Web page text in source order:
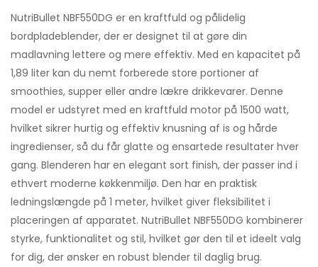
NutriBullet NBF550DG er en kraftfuld og pålidelig
bordpladeblender, der er designet til at gøre din
madlavning lettere og mere effektiv. Med en kapacitet på
1,89 liter kan du nemt forberede store portioner af
smoothies, supper eller andre lækre drikkevarer. Denne
model er udstyret med en kraftfuld motor på 1500 watt,
hvilket sikrer hurtig og effektiv knusning af is og hårde
ingredienser, så du får glatte og ensartede resultater hver
gang. Blenderen har en elegant sort finish, der passer ind i
ethvert moderne køkkenmiljø. Den har en praktisk
ledningslængde på 1 meter, hvilket giver fleksibilitet i
placeringen af apparatet. NutriBullet NBF550DG kombinerer
styrke, funktionalitet og stil, hvilket gør den til et ideelt valg
for dig, der ønsker en robust blender til daglig brug.